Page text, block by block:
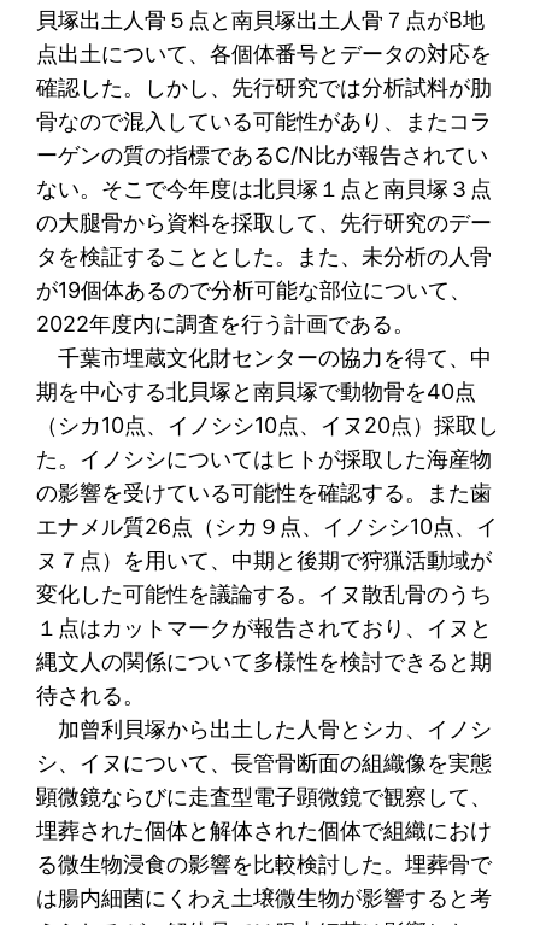
貝塚出土人骨５点と南貝塚出土人骨７点がB地
点出土について、各個体番号とデータの対応を
確認した。しかし、先行研究では分析試料が肋
骨なので混入している可能性があり、またコラ
ーゲンの質の指標であるC/N比が報告されてい
ない。そこで今年度は北貝塚１点と南貝塚３点
の大腿骨から資料を採取して、先行研究のデー
タを検証することとした。また、未分析の人骨
が19個体あるので分析可能な部位について、
2022年度内に調査を行う計画である。
千葉市埋蔵文化財センターの協力を得て、中
期を中心する北貝塚と南貝塚で動物骨を40点
（シカ10点、イノシシ10点、イヌ20点）採取し
た。イノシシについてはヒトが採取した海産物
の影響を受けている可能性を確認する。また歯
エナメル質26点（シカ９点、イノシシ10点、イ
ヌ７点）を用いて、中期と後期で狩猟活動域が
変化した可能性を議論する。イヌ散乱骨のうち
１点はカットマークが報告されており、イヌと
縄文人の関係について多様性を検討できると期
待される。
加曾利貝塚から出土した人骨とシカ、イノシ
シ、イヌについて、長管骨断面の組織像を実態
顕微鏡ならびに走査型電子顕微鏡で観察して、
埋葬された個体と解体された個体で組織におけ
る微生物浸食の影響を比較検討した。埋葬骨で
は腸内細菌にくわえ土壌微生物が影響すると考